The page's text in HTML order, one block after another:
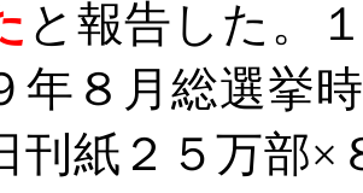
と報告した。
年８月総選挙
刊紙２５万部×